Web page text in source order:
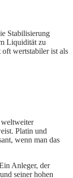
Stabilisierung
Liquidität zu
wertstabiler ist als
weltweiter
Platin und
wenn man das
Anleger, der
seiner hohen